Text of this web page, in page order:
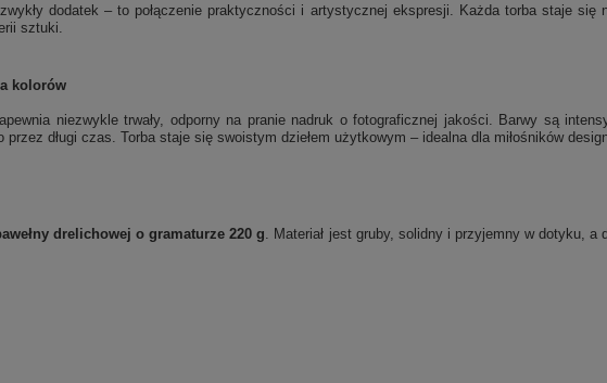
dodatek – to połączenie praktyczności i artystycznej ekspresji. Każda torba staje
sztuki.
kolorów
niezwykle trwały, odporny na pranie nadruk o fotograficznej jakości. Barwy są
długi czas. Torba staje się swoistym dziełem użytkowym – idealna dla miłośników
drelichowej o gramaturze 220 g . Materiał jest gruby, solidny i przyjemny w dotyku,